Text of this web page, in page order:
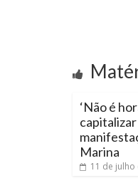
‘Não é
Marina
11 de julho